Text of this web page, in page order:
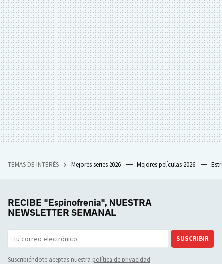
TEMAS DE INTERÉS Mejores series 2026 Mejores películas 2026
RECIBE "Espinofrenia", NUESTRA
NEWSLETTER SEMANAL
SUSCRIBIR
Suscribiéndote aceptas nuestra política de privacidad